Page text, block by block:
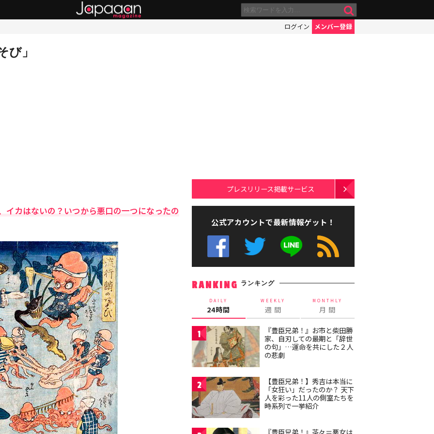
ログイン メンバー登録
」
イカはないの？いつから悪口の一つになったの
プレスリリース掲載サービス
公式アカウントで最新情報ゲット！
RANKING ランキング
DAILY
24時間
WEEKLY
週 間
MONTHLY
月 間
1
『豊臣兄弟！』お市と柴田勝
家、自刃しての最期と「辞世
の句」…運命を共にした２人
の悲劇
2
【豊臣兄弟！】秀吉は本当に
「女狂い」だったのか？ 天下
人を彩った11人の側室たちを
時系列で一挙紹介
『豊臣兄弟！』茶々＝悪女は